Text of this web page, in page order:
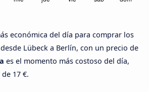
económica del día para comprar los
Lübeck a Berlín, con un precio de
es el momento más costoso del día,
17 €.